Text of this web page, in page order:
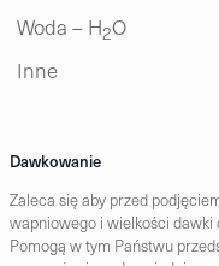
Woda – H2O
Inne
Dawkowanie
Zaleca się aby przed
wapniowego i wielkości dawki
Pomogą w tym Państwu